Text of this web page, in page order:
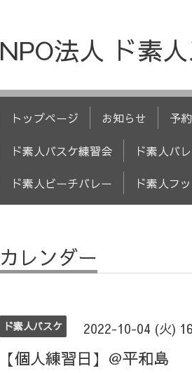
NPO法人 ド素
トップページ お知らせ 予約
ド素人バスケ練習会 ド素人バ
ド素人ビーチバレー ド素人フ
カレンダー
ド素人バスケ 2022-10-04 (火)
【個人練習日】＠平和島